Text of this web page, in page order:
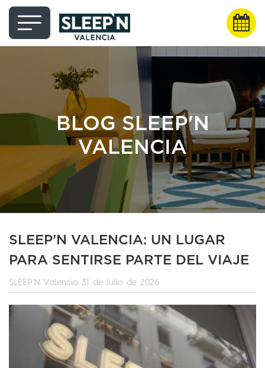
BLOG SLEEP'N
VALENCIA
SLEEP’N VALENCIA: UN LUGAR
PARA SENTIRSE PARTE DEL VIAJE
SLEEP'N Valencia 31 de Julio de 2026